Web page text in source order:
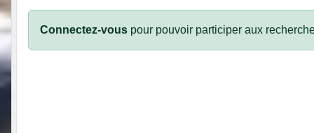
Connectez-vous pour pouvoir participer aux